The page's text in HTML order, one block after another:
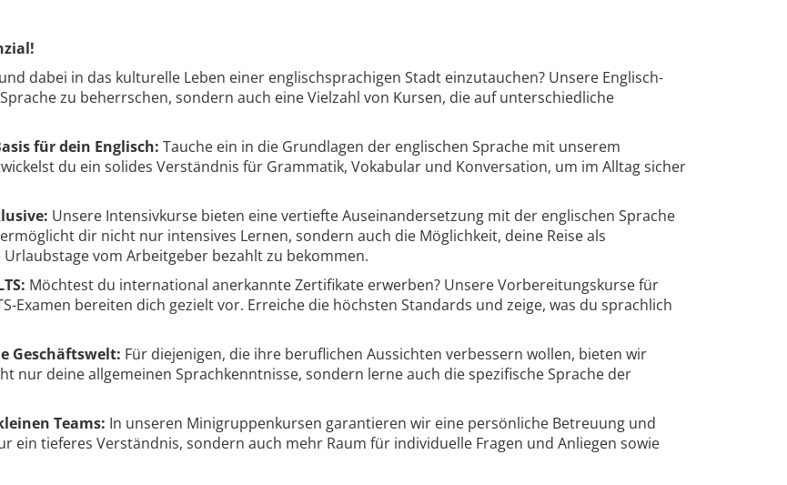
dabei in das kulturelle Leben einer englischsprachigen Stadt einzutauchen? Unsere Englisch-
zu beherrschen, sondern auch eine Vielzahl von Kursen, die auf unterschiedliche
für dein Englisch: Tauche ein in die Grundlagen der englischen Sprache mit unserem
du ein solides Verständnis für Grammatik, Vokabular und Konversation, um im Alltag sicher
Unsere Intensivkurse bieten eine vertiefte Auseinandersetzung mit der englischen Sprache
dir nicht nur intensives Lernen, sondern auch die Möglichkeit, deine Reise als
vom Arbeitgeber bezahlt zu bekommen.
Möchtest du international anerkannte Zertifikate erwerben? Unsere Vorbereitungskurse für
Examen bereiten dich gezielt vor. Erreiche die höchsten Standards und zeige, was du sprachlich
Geschäftswelt: Für diejenigen, die ihre beruflichen Aussichten verbessern wollen, bieten wir
nur deine allgemeinen Sprachkenntnisse, sondern lerne auch die spezifische Sprache der
Teams: In unseren Minigruppenkursen garantieren wir eine persönliche Betreuung und
ein tieferes Verständnis, sondern auch mehr Raum für individuelle Fragen und Anliegen sowie